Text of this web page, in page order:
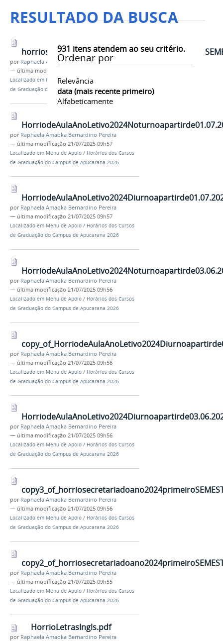
RESULTADO DA BUSCA
931 itens atendem ao seu critério.
Ordenar por
Relevância
data (mais recente primeiro)
Alfabeticamente
por Raphaela Amaoka Bernardino Pereira
— última modificação
Localizado em Menu de Apoio /Horários dos Cursos
de Graduação do Campus de Apucarana 2026
por Raphaela Amaoka Bernardino Pereira
— última modificação 21/07/2025 09h57
Localizado em Menu de Apoio / Horários dos Cursos
de Graduação do Campus de Apucarana 2026
por Raphaela Amaoka Bernardino Pereira
— última modificação 21/07/2025 09h57
Localizado em Menu de Apoio / Horários dos Cursos
de Graduação do Campus de Apucarana 2026
por Raphaela Amaoka Bernardino Pereira
— última modificação 21/07/2025 09h56
Localizado em Menu de Apoio / Horários dos Cursos
de Graduação do Campus de Apucarana 2026
por Raphaela Amaoka Bernardino Pereira
— última modificação 21/07/2025 09h56
Localizado em Menu de Apoio / Horários dos Cursos
de Graduação do Campus de Apucarana 2026
por Raphaela Amaoka Bernardino Pereira
— última modificação 21/07/2025 09h56
Localizado em Menu de Apoio / Horários dos Cursos
de Graduação do Campus de Apucarana 2026
por Raphaela Amaoka Bernardino Pereira
— última modificação 21/07/2025 09h56
Localizado em Menu de Apoio / Horários dos Cursos
de Graduação do Campus de Apucarana 2026
por Raphaela Amaoka Bernardino Pereira
— última modificação 21/07/2025 09h55
Localizado em Menu de Apoio / Horários dos Cursos
de Graduação do Campus de Apucarana 2026
HorrioLetrasIngls.pdf
por Raphaela Amaoka Bernardino Pereira